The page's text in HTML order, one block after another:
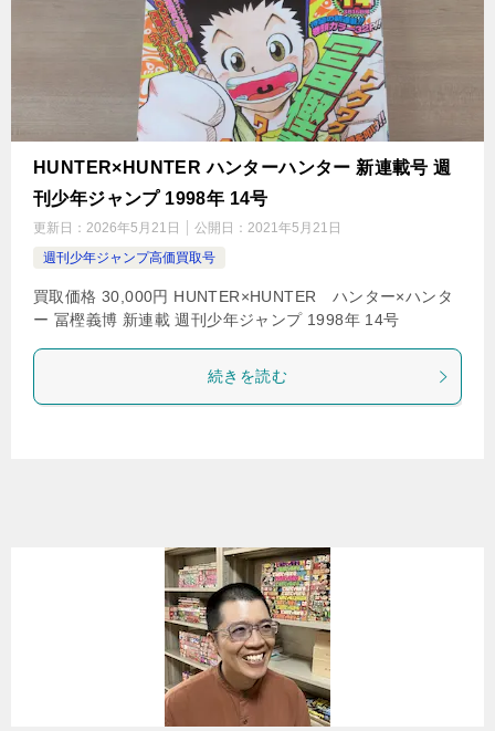
HUNTER×HUNTER ハンターハンター 新連載号 週
刊少年ジャンプ 1998年 14号
更新日： 2026年5月21日 公開日： 2021年5月21日
週刊少年ジャンプ高価買取号
買取価格 30,000円 HUNTER×HUNTER ハンター×ハンタ
ー 冨樫義博 新連載 週刊少年ジャンプ 1998年 14号
続きを読む